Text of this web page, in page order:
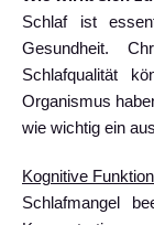
Schlaf ist
Gesundheit.
Schlafqualität
Organismus
wie wichtig ein
Kognitive
Schlafmangel